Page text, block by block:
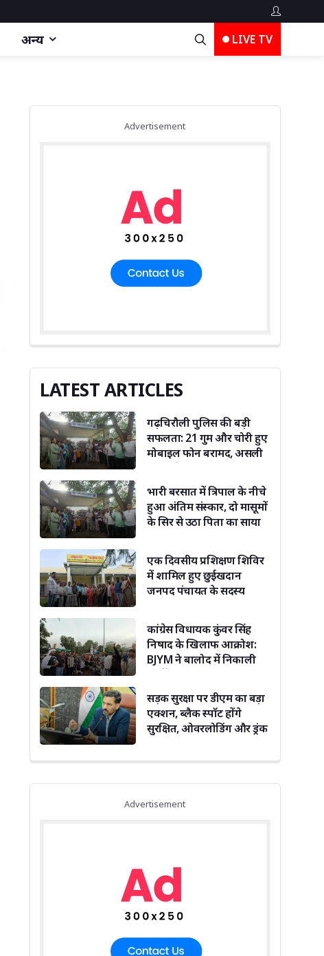
अन्य LIVE TV
Advertisement
LATEST ARTICLES
गढ़चिरौली पुलिस की बड़ी
सफलता: 21 गुम और चोरी हुए
मोबाइल फोन बरामद, असली
भारी बरसात में त्रिपाल के नीचे
हुआ अंतिम संस्कार, दो मासूमों
के सिर से उठा पिता का साया
एक दिवसीय प्रशिक्षण शिविर
में शामिल हुए छुईखदान
जनपद पंचायत के सदस्य
कांग्रेस विधायक कुंवर सिंह
निषाद के खिलाफ आक्रोश:
BJYM ने बालोद में निकाली
सड़क सुरक्षा पर डीएम का बड़ा
एक्शन, ब्लैक स्पॉट होंगे
सुरक्षित, ओवरलोडिंग और ड्रंक
Advertisement